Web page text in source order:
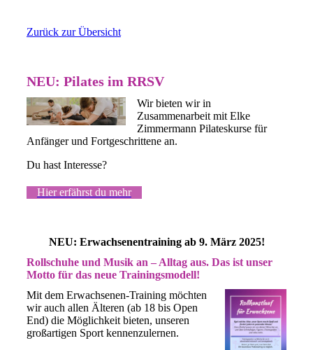
Zurück zur Übersicht
NEU: Pilates im RRSV
Wir bieten wir in
Zusammenarbeit mit Elke
Zimmermann Pilateskurse für
Anfänger und Fortgeschrittene an.
Du hast Interesse?
Hier erfährst du mehr
NEU: Erwachsenentraining ab 9. März 2025!
Rollschuhe und Musik an – Alltag aus. Das ist unser
Motto für das neue Trainingsmodell!
Mit dem Erwachsenen-Training möchten
wir auch allen Älteren (ab 18 bis Open
End) die Möglichkeit bieten, unseren
großartigen Sport kennenzulernen.